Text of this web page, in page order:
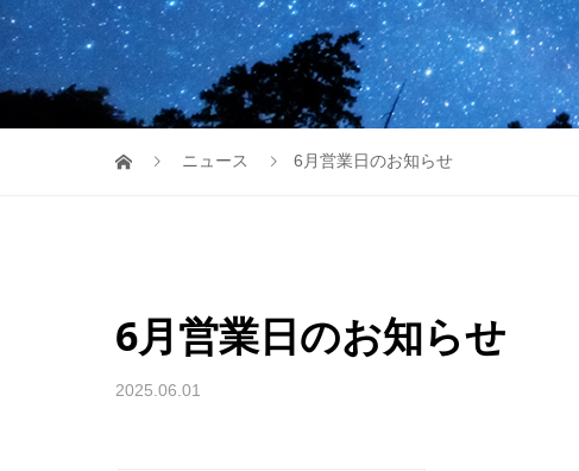
ニュース 6月営業日のお知らせ
6月営業日のお知らせ
2025.06.01